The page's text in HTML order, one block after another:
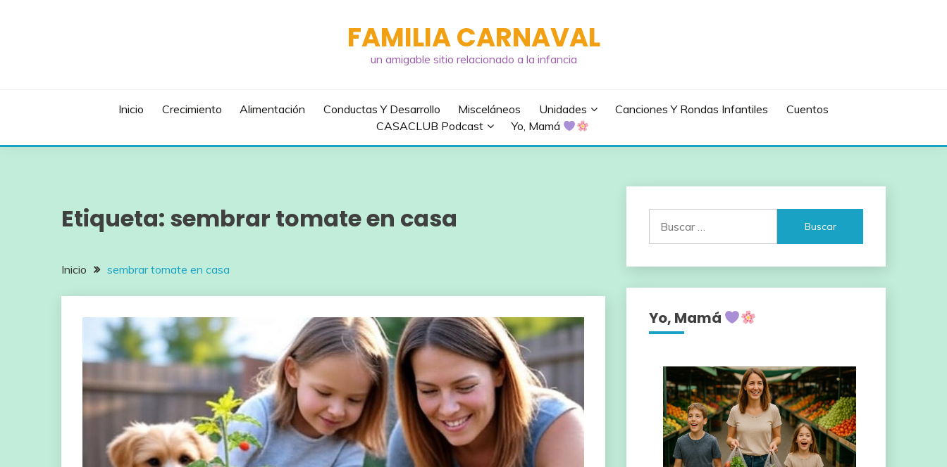
FAMILIA CARNAVAL
un amigable sitio relacionado a la infancia
Inicio Crecimiento Alimentación Conductas Y Desarrollo Misceláneos Unidades Canciones Y Rondas Infantiles
Cuentos
CASACLUB Podcast
Yo, Mamá
Etiqueta: sembrar tomate en casa
Inicio sembrar tomate en casa
Yo, Mamá